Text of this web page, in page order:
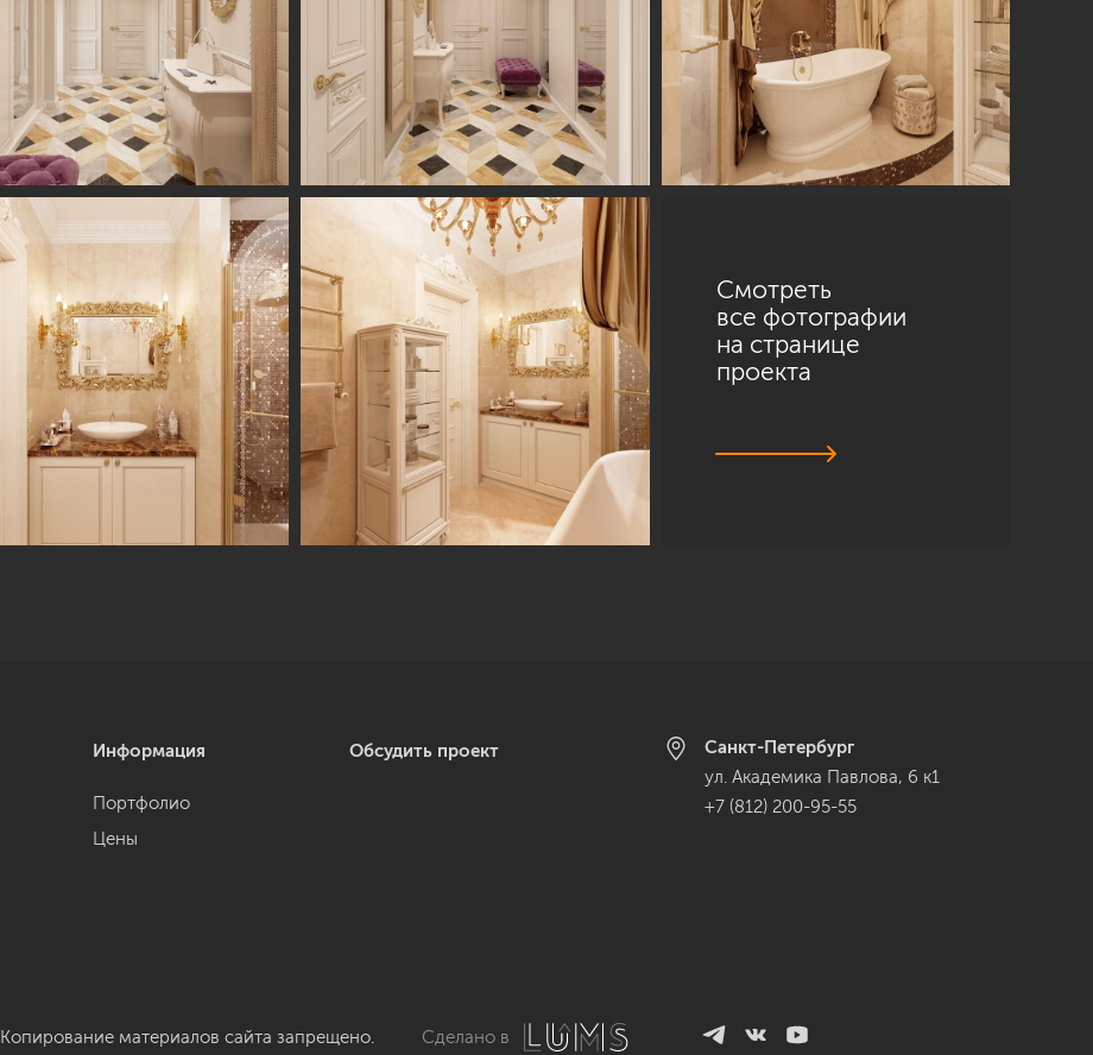
Смотреть
все фотографии
на странице
проекта
Информация
Портфолио
Цены
Обсудить проект
Санкт-Петербург
ул. Академика Павлова, 6 к1
+7 (812) 200-95-55
Копирование материалов сайта запрещено. Сделано в